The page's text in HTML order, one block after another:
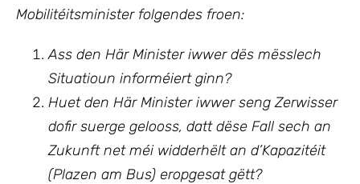
Mobilitéitsminister folgendes froen:
Ass den Här Minister iwwer dës mësslech
Situatioun informéiert ginn?
Huet den Här Minister iwwer seng Zerwisser
dofir suerge gelooss, datt dëse Fall sech an
Zukunft net méi widderhëlt an d’Kapazitéit
(Plazen am Bus) eropgesat gëtt?